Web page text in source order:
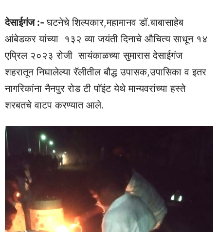
देसाईगंज :-घटनेचे शिल्पकार,महामानव डॉ.बाबासाहेब
आंबेडकर यांच्या १३२ व्या जयंती दिनाचे औचित्य साधून १४
एप्रिल २०२३ रोजी सायंकाळच्या सुमारास देसाईगंज
शहरातून निघालेल्या रॅलीतील बौद्ध उपासक,उपासिका व इतर
नागरिकांना नैनपुर रोड टी पॉइंट येथे मान्यवरांच्या हस्ते
शरबतचे वाटप करण्यात आले.